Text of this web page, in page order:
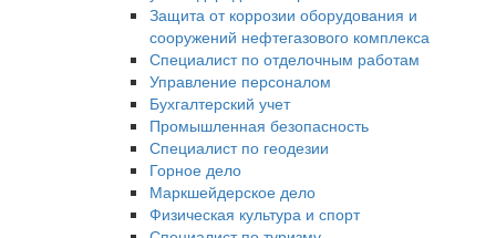
Защита от коррозии оборудования и
сооружений нефтегазового комплекса
Специалист по отделочным работам
Управление персоналом
Бухгалтерский учет
Промышленная безопасность
Специалист по геодезии
Горное дело
Маркшейдерское дело
Физическая культура и спорт